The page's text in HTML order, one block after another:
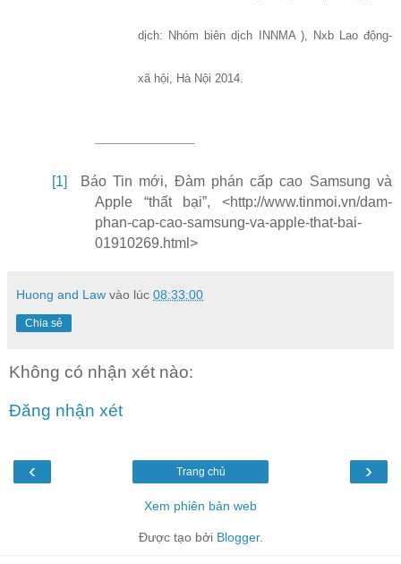
dịch: Nhóm biên dịch INNMA ), Nxb Lao động-
xã hội, Hà Nội 2014.
[1]
Báo Tin mới, Đàm phán cấp cao Samsung và
Apple “thất bại”, <http://www.tinmoi.vn/dam-
phan-cap-cao-samsung-va-apple-that-bai-
01910269.html>
Huong and Law vào lúc 08:33:00
Chia sẻ
Không có nhận xét nào:
Đăng nhận xét
‹ ›
Trang chủ
Xem phiên bản web
Được tạo bởi Blogger.